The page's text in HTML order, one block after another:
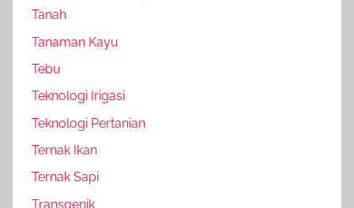
Tanah
Tanaman Kayu
Tebu
Teknologi Irigasi
Teknologi Pertanian
Ternak Ikan
Ternak Sapi
Transgenik